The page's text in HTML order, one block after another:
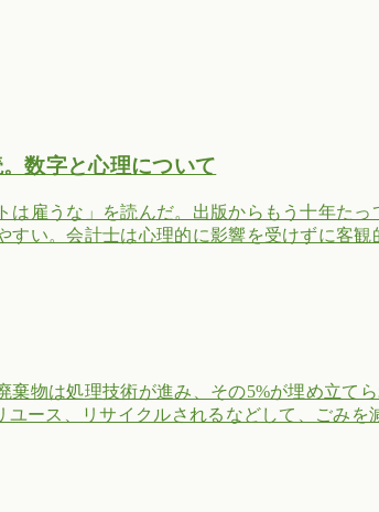
数字と心理について
雇うな」を読んだ。出版からもう十年たっ
い。会計士は心理的に影響を受けずに客観
物は処理技術が進み、その5%が埋め立て
ース、リサイクルされるなどして、ごみを